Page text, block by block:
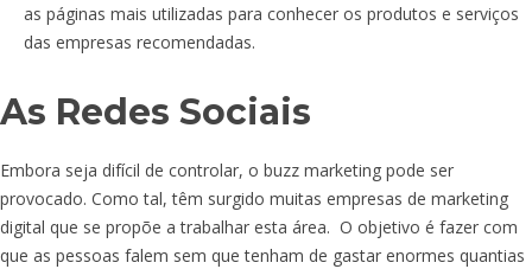
as páginas mais utilizadas para conhecer os produtos e serviços
das empresas recomendadas.
As Redes Sociais
Embora seja difícil de controlar, o buzz marketing pode ser
provocado. Como tal, têm surgido muitas empresas de marketing
digital que se propõe a trabalhar esta área. O objetivo é fazer com
que as pessoas falem sem que tenham de gastar enormes quantias